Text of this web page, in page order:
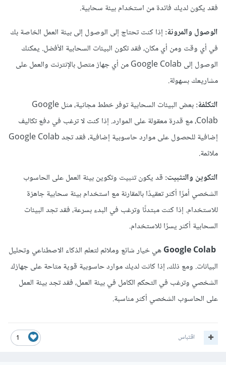
فقد يكون لديك فائدة من استخدام بيئة سحابية.
الوصول والمرونة:إذا كنت تحتاج إلى الوصول إلى بيئة العمل الخاصة بك
في أي وقت ومن أي مكان، فقد تكون البيئات السحابية الأفضل. يمكنك
الوصول إلى Google Colab من أي جهاز متصل بالإنترنت والعمل على
مشاريعك بسهولة.
التكلفة:
بعض البيئات السحابية توفر خطط مجانية، مثل Google
Colab، مع قدرة معقولة على الموارد. إذا كنت لا ترغب في دفع تكاليف
إضافية للحصول على موارد حاسوبية إضافية، فقد تجد Google Colab
ملائمة.
التكوين والتثبيت:قد يكون تثبيت وتكوين بيئة العمل على الحاسوب
الشخصي أمرًا أكثر تعقيدًا بالمقارنة مع استخدام بيئة سحابية جاهزة
للاستخدام. إذا كنت مبتدئًا وترغب في البدء بسرعة، فقد تجد البيئات
السحابية أكثر يسرًا للاستخدام.
هي خيار شائع وملائم لتعلم الذكاء الاصطناعي وتحليل
البيانات. ومع ذلك، إذا كانت لديك موارد حاسوبية قوية متاحة على جهازك
الشخصي وترغب في التحكم الكامل في بيئة العمل، فقد تجد بيئة العمل
على الحاسوب الشخصي أكثر مناسبة.
1 اقتباس